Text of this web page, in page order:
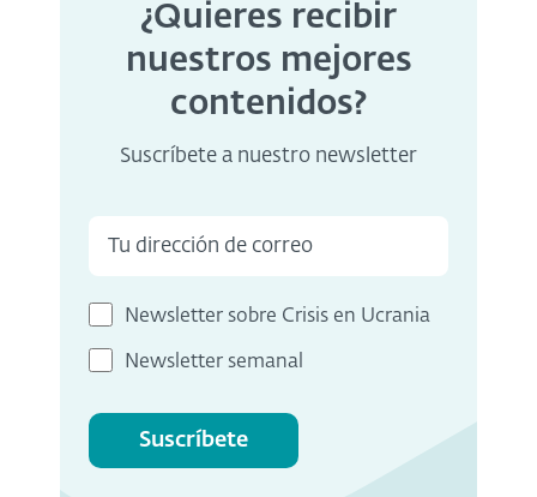
¿Quieres recibir
nuestros mejores
contenidos?
Suscríbete a nuestro newsletter
Newsletter sobre Crisis en Ucrania
Newsletter semanal
Suscríbete